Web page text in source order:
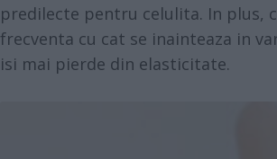
predilecte pentru celulita. In plus,
frecventa cu cat se inainteaza in
isi mai pierde din elasticitate.